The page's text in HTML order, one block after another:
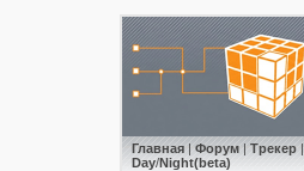
Главная| Форум| Трекер|
Day/Night(beta)